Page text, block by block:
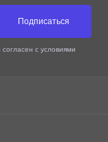
Подписаться
согласен с условиями